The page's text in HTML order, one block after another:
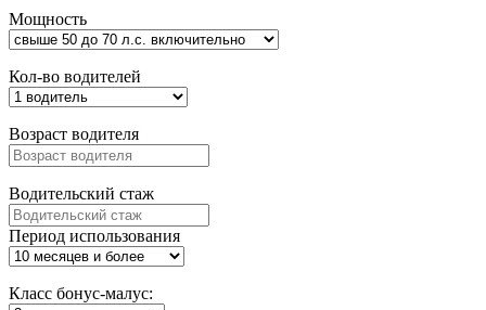
Мощность
Кол-во водителей
Возраст водителя
Водительский стаж
Период использования
Класс бонус-малус: